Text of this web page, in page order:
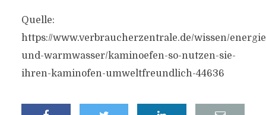
Quelle:
https://www.verbraucherzentrale.de/wissen/
und-warmwasser/kaminoefen-so-nutzen-sie-
ihren-kaminofen-umweltfreundlich-44636